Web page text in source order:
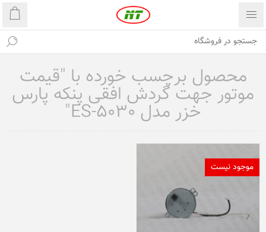
محصول برچسب خورده با "قیمت
موتور جهت گردش افقی پنکه پارس
خزر مدل ES-5030"
موجود نیست